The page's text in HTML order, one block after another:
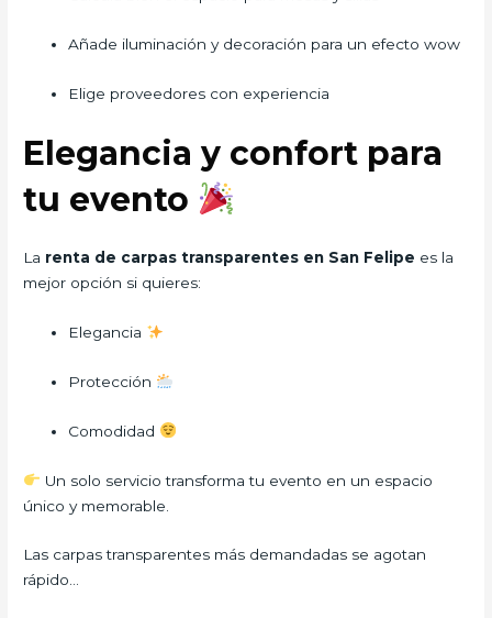
Añade iluminación y decoración para un efecto wow
Elige proveedores con experiencia
Elegancia y confort para
tu evento
La renta de carpas transparentes en San Felipe es la
mejor opción si quieres:
Elegancia
Protección
Comodidad
Un solo servicio transforma tu evento en un espacio
único y memorable.
Las carpas transparentes más demandadas se agotan
rápido…